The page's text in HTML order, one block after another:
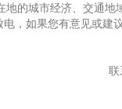
地的城市经济、交通
，如果您有意见或建
联